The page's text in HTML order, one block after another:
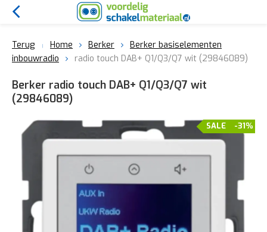
Terug Home Berker
Berker basiselementen
inbouwradio
radio touch DAB+ Q1/Q3/Q7 wit (29846089)
Berker radio touch DAB+ Q1/Q3/Q7 wit
(29846089)
-31%
SALE